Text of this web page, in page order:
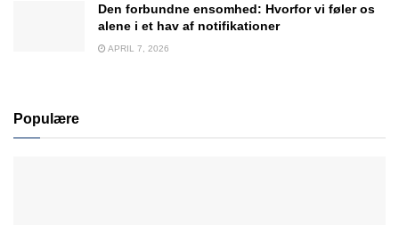
Den forbundne ensomhed: Hvorfor vi føler os
alene i et hav af notifikationer
APRIL 7, 2026
Populære